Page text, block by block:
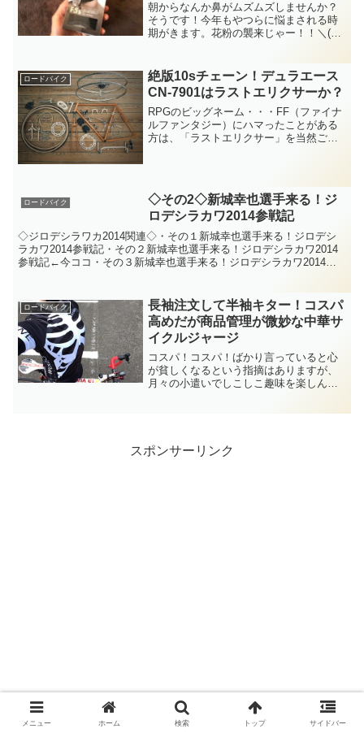
朝からなんか鼻がムズムズしませんか？
そうです！今年もやつらに悩まされる時
期がきます。花粉の襲来じゃー！！＼(
外にでると、変顔ここに極まれり！とい
うよう...
ロードバイク
絶版10sチェーン！デュラエース
CN-7901はラストエリクサーか？
RPGのビッグネーム・・・FF（ファイナ
ルファンタジー）にハマったことがある
方は、「ラストエリクサー」を当然ご存
方全員のHP/MPの...
ロードバイク
◇その2◇新城幸也選手来る！ジ
ロデシラカワ2014参戦記
◇ジロデシラワカ2014関連◇・その１新城幸也選手来る！ジロデシ
ラカワ2014参戦記・その２新城幸也選手来る！ジロデシラカワ2014
参戦記←今ココ・その３新城幸也選手来る！ジロデシラカワ2014参
ロードバイク
長袖注文して半袖キター！コスパ
高めだが商品管理が微妙な中華サ
イクルジャージ
コスパ！コスパ！ばかり言っていると心
が貧しくなるという指摘はありますが、
月々の小遣いでしこしこ趣味を楽しんで
スポンサーリンク
メニュー ホーム 検索 トップ サイドバー